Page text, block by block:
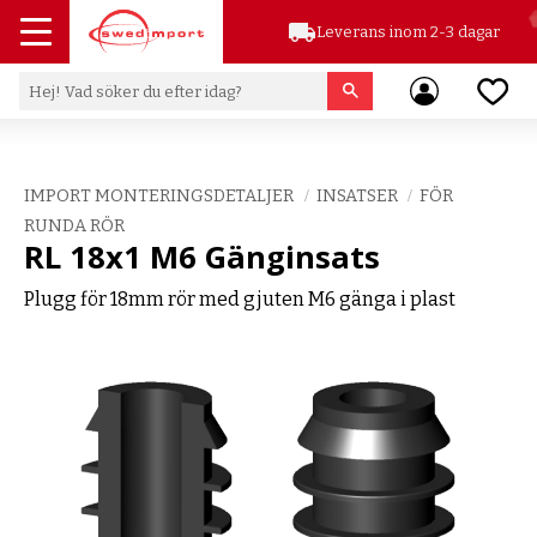
Meny
local_shippingLeverans inom 2-3 dagar
IMPORT MONTERINGSDETALJER INSATSER
FÖR
RUNDA RÖR
RL 18x1 M6 Gänginsats
Plugg för 18mm rör med gjuten M6 gänga i plast